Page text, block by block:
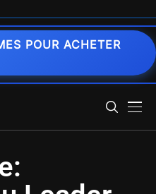
POUR ACHETER